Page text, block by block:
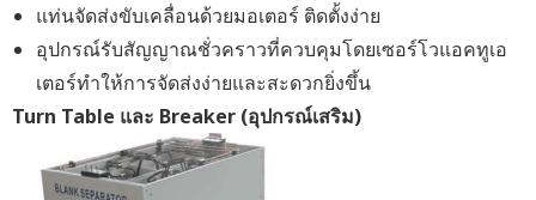
แท่นจัดส่งขับเคลื่อนด้วยมอเตอร์ ติดตั้งง่าย
อุปกรณ์รับสัญญาณชั่วคราวที่ควบคุมโดยเซอร์โวแอคทูเอ
เตอร์ทำให้การจัดส่งง่ายและสะดวกยิ่งขึ้น
Turn Table และ Breaker (อุปกรณ์เสริม)